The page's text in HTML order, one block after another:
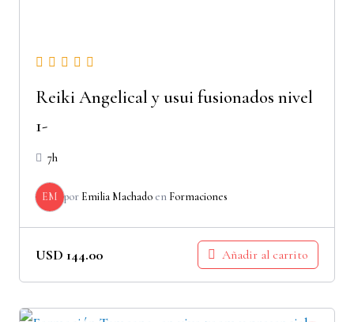
Reiki Angelical y usui fusionados nivel
1-
7h
EM por Emilia Machadoen Formaciones
USD 144.00 Añadir al carrito